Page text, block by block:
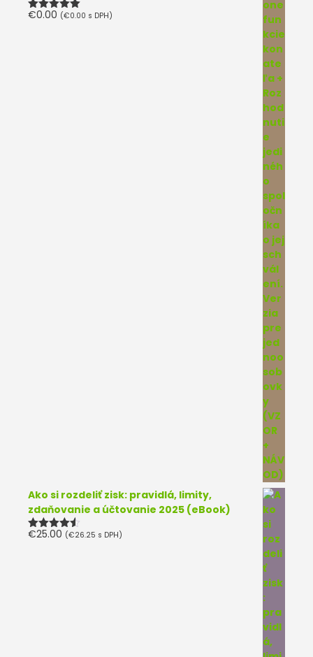
Hodnotenie
€0.00 (€0.00 s DPH)
Ako si rozdeliť zisk: pravidlá, limity,
zdaňovanie a účtovanie 2025 (eBook)
Hodnotenie
€25.00 (€26.25 s DPH)